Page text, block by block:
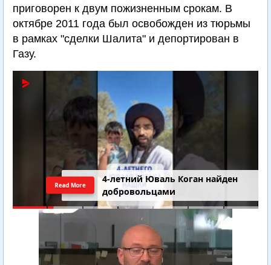
приговорен к двум пожизненным срокам. В
октябре 2011 года был освобожден из тюрьмы
в рамках "сделки Шалита" и депортирован в
Газу.
4-летний Юваль Коган найден
добровольцами
Read More